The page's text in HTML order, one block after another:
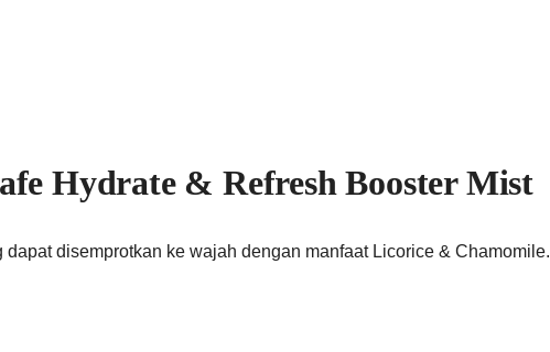
Hydrate & Refresh Booster Mist
dapat disemprotkan ke wajah dengan manfaat Licorice & Chamomile.